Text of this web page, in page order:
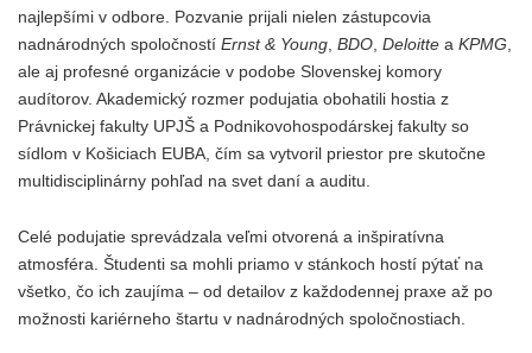
najlepšími v odbore. Pozvanie prijali nielen zástupcovia
nadnárodných spoločností Ernst & Young BDO Deloitte a KPMG
ale aj profesné organizácie v podobe Slovenskej komory
audítorov. Akademický rozmer podujatia obohatili hostia z
Právnickej fakulty UPJŠ a Podnikovohospodárskej fakulty so
sídlom v Košiciach EUBA, čím sa vytvoril priestor pre skutočne
multidisciplinárny pohľad na svet daní a auditu.
Celé podujatie sprevádzala veľmi otvorená a inšpiratívna
atmosféra. Študenti sa mohli priamo v stánkoch hostí pýtať na
všetko, čo ich zaujíma – od detailov z každodennej praxe až po
možnosti kariérneho štartu v nadnárodných spoločnostiach.